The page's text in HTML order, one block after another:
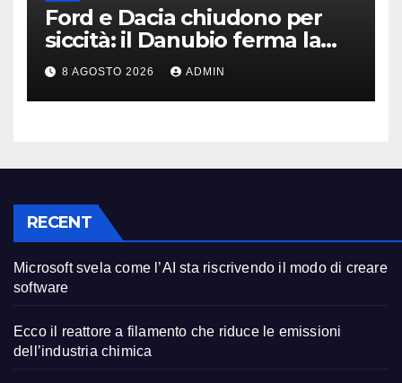
Ford e Dacia chiudono per
siccità: il Danubio ferma la
produzione auto
8 AGOSTO 2026 ADMIN
RECENT
Microsoft svela come l’AI sta riscrivendo il modo di creare
software
Ecco il reattore a filamento che riduce le emissioni
dell’industria chimica